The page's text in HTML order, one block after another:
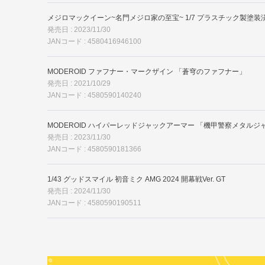
メジロマックイーン~名門メジロ家の至宝~ 1/7 プラスチック製塗装
発売日 : 2023/11/30
JANコード : 4580416946100
MODEROID ファフナー・マークザイン 「蒼穹のファフナー」
発売日 : 2021/10/29
JANコード : 4580590140240
MODEROID ハイパーレッドジャックアーマー 「機甲警察メタルジ
発売日 : 2023/11/30
JANコード : 4580590181366
1/43 グッドスマイル 初音ミク AMG 2024 開幕戦Ver. GT
発売日 : 2024/11/30
JANコード : 4580590190511